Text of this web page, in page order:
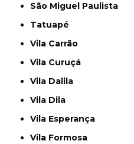
São Miguel Paulista
Tatuapé
Vila Carrão
Vila Curuçá
Vila Dalila
Vila Dila
Vila Esperança
Vila Formosa